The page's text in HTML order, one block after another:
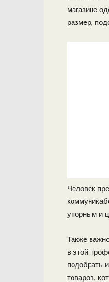
магазине
размер,
Человек
упорным и
Также
в этой
подобрать
товаров,